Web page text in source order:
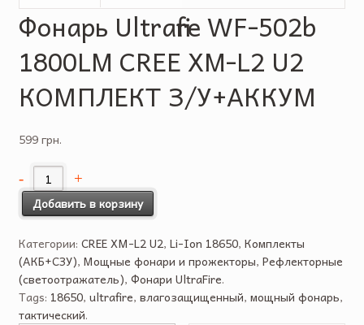
Фонарь Ultrafire WF-502b
1800LM CREE XM-L2 U2
КОМПЛЕКТ З/У+АККУМ
599 грн.
Добавить в корзину
Категории: CREE XM-L2 U2, Li-Ion 18650, Комплекты
(АКБ+СЗУ), Мощные фонари и прожекторы, Рефлекторные
(светоотражатель), Фонари UltraFire.
Tags: 18650, ultrafire, влагозащищенный, мощный фонарь,
тактический.